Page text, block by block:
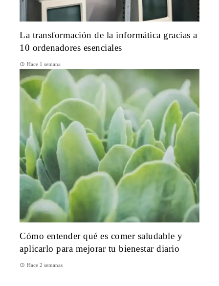
La transformación de la informática gracias a
10 ordenadores esenciales
Hace 1 semana
Cómo entender qué es comer saludable y
aplicarlo para mejorar tu bienestar diario
Hace 2 semanas